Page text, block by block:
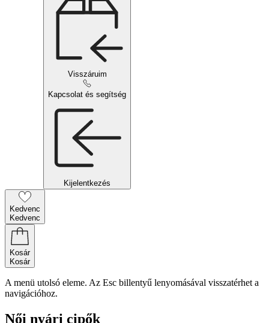
Visszáruim
Kapcsolat és segítség
Kijelentkezés
Kedvenc
Kedvenc
Kosár
Kosár
A menü utolsó eleme. Az Esc billentyű lenyomásával visszatérhet a
navigációhoz.
Női nyári cipők